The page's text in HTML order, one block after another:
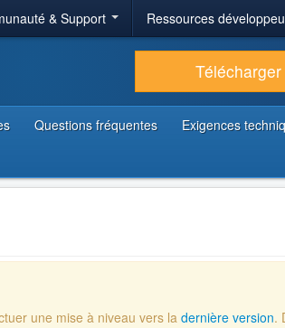
& Support Ressources
Télécharger
Questions fréquentes Exigences
une mise à niveau vers la dernière version.